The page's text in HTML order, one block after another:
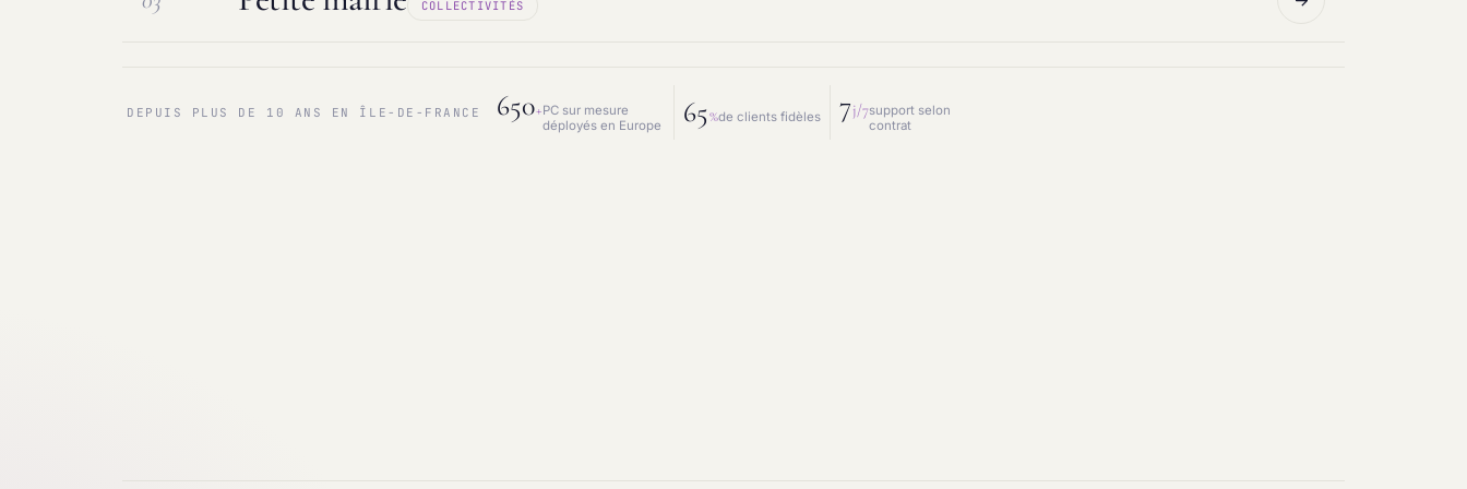
Maintenance & infogérance PC sur mesure
COLLECTIVITÉS
DEPUIS PLUS DE 10 ANS EN ÎLE-DE-FRANCE
650+PC sur mesure
déployés en Europe
65%de clients fidèles 7j/7support selon
contrat